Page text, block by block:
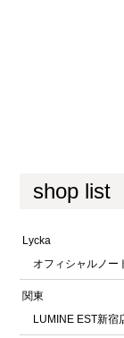
shop list
Lycka
オフィシャルノー
関東
LUMINE EST新宿